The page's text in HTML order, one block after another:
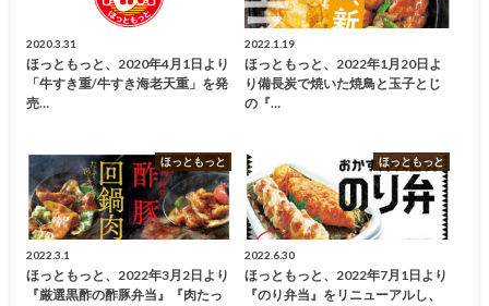
2020.3.31
ほっともっと、2020年4月1日より
「牛すき重/牛すき海老天重」を発
売…
2022.1.19
ほっともっと、2022年1月20日よ
り備長炭で焼いた焼鳥と玉子とじ
の『…
ほっともっと
2022.3.1
ほっともっと、2022年3月2日より
『厳選黒酢の酢豚弁当』『肉たっ
ほっともっと
2022.6.30
ほっともっと、2022年7月1日より
『のり弁当』をリニューアルし、